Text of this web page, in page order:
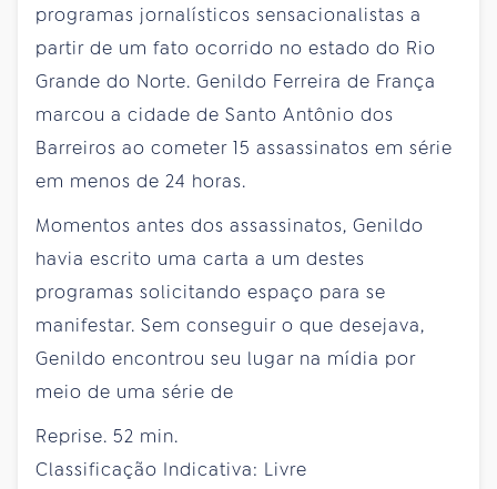
programas jornalísticos sensacionalistas a
partir de um fato ocorrido no estado do Rio
Grande do Norte. Genildo Ferreira de França
marcou a cidade de Santo Antônio dos
Barreiros ao cometer 15 assassinatos em série
em menos de 24 horas.
Momentos antes dos assassinatos, Genildo
havia escrito uma carta a um destes
programas solicitando espaço para se
manifestar. Sem conseguir o que desejava,
Genildo encontrou seu lugar na mídia por
meio de uma série de
Reprise. 52 min.
Classificação Indicativa: Livre